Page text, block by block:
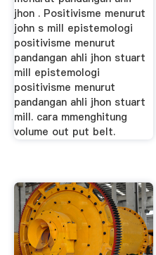
jhon . Positivisme menurut
john s mill epistemologi
positivisme menurut
pandangan ahli jhon stuart
mill epistemologi
positivisme menurut
pandangan ahli jhon stuart
mill. cara mmenghitung
volume out put belt.